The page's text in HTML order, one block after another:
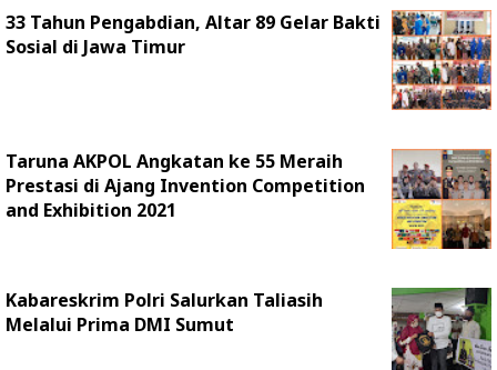
33 Tahun Pengabdian, Altar 89 Gelar Bakti
Sosial di Jawa Timur
Taruna AKPOL Angkatan ke 55 Meraih
Prestasi di Ajang Invention Competition
and Exhibition 2021
Kabareskrim Polri Salurkan Taliasih
Melalui Prima DMI Sumut